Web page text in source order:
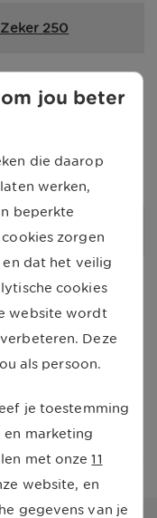
250
500
vergoeding
per jaar
na 1 jaar
jou beter
die daarop
werken,
beperkte
zorgen
dat het veilig
cookies
website wordt
Deze
als persoon.
je toestemming
marketing
met onze 11
website, en
gegevens van je